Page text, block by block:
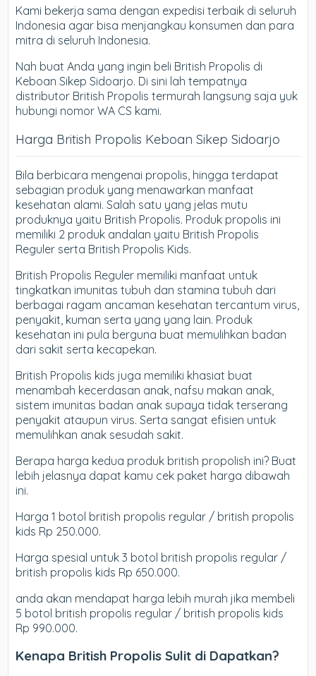
Kami bekerja sama dengan expedisi terbaik di seluruh
Indonesia agar bisa menjangkau konsumen dan para
mitra di seluruh Indonesia.
Nah buat Anda yang ingin beli British Propolis di
Keboan Sikep Sidoarjo. Di sini lah tempatnya
distributor British Propolis termurah langsung saja yuk
hubungi nomor WA CS kami.
Harga British Propolis Keboan Sikep Sidoarjo
Bila berbicara mengenai propolis, hingga terdapat
sebagian produk yang menawarkan manfaat
kesehatan alami. Salah satu yang jelas mutu
produknya yaitu British Propolis. Produk propolis ini
memiliki 2 produk andalan yaitu British Propolis
Reguler serta British Propolis Kids.
British Propolis Reguler memiliki manfaat untuk
tingkatkan imunitas tubuh dan stamina tubuh dari
berbagai ragam ancaman kesehatan tercantum virus,
penyakit, kuman serta yang yang lain. Produk
kesehatan ini pula berguna buat memulihkan badan
dari sakit serta kecapekan.
British Propolis kids juga memiliki khasiat buat
menambah kecerdasan anak, nafsu makan anak,
sistem imunitas badan anak supaya tidak terserang
penyakit ataupun virus. Serta sangat efisien untuk
memulihkan anak sesudah sakit.
Berapa harga kedua produk british propolish ini? Buat
lebih jelasnya dapat kamu cek paket harga dibawah
ini.
Harga 1 botol british propolis regular / british propolis
kids Rp 250.000.
Harga spesial untuk 3 botol british propolis regular /
british propolis kids Rp 650.000.
anda akan mendapat harga lebih murah jika membeli
5 botol british propolis regular / british propolis kids
Rp 990.000.
Kenapa British Propolis Sulit di Dapatkan?